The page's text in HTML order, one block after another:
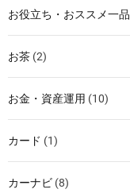
お役立ち・おススメ一品
お茶 (2)
お金・資産運用 (10)
カード (1)
カーナビ (8)